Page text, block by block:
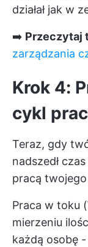
działał jak w
➡️ Przeczytaj
zarządzania
Krok 4:
cykl
Teraz, gdy
nadszedł
pracą twojego
Praca w toku
mierzeniu
każdą osobę